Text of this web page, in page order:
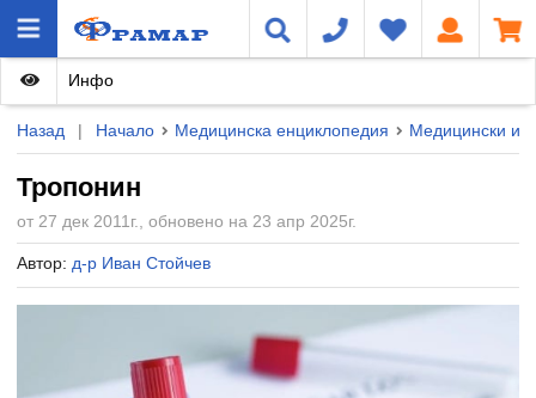
Назад | Начало Медицинска енциклопедия Медицински
Тропонин
от 27 дек 2011г., обновено на 23 апр 2025г.
Автор: д-р Иван Стойчев
Инфо